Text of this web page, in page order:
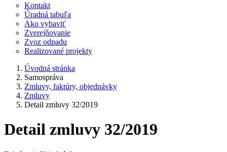
Kontakt
Úradná tabuľa
Ako vybaviť
Zverejňovanie
Zvoz odpadu
Realizované projekty
Úvodná stránka
Samospráva
Zmluvy, faktúry, objednávky
Zmluvy
Detail zmluvy 32/2019
Detail zmluvy 32/2019